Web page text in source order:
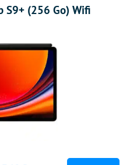
S9+ (256 Go) Wifi